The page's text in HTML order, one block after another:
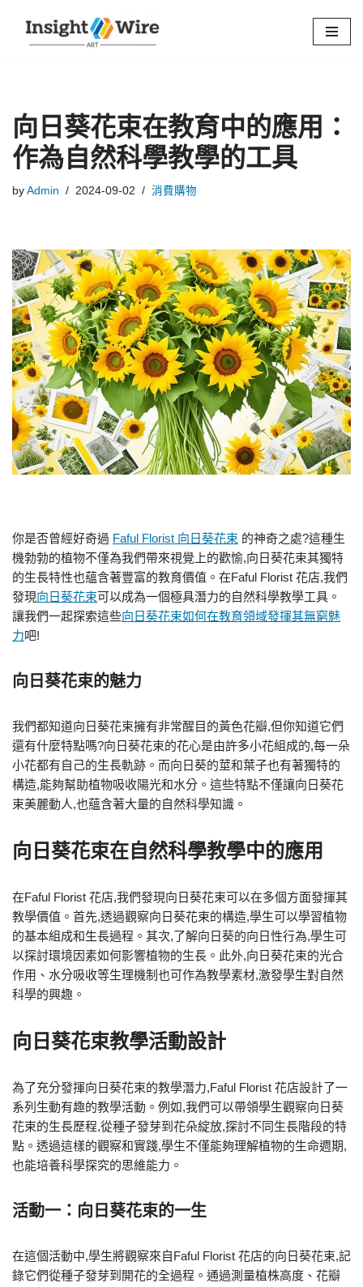
Skip
向日葵花束在教育中的應用：
作為自然科學教學的工具
by Admin 2024-09-02 消費購物
你是否曾經好奇過 Faful Florist 向日葵花束 的神奇之處?這種生
機勃勃的植物不僅為我們帶來視覺上的歡愉,向日葵花束其獨特
的生長特性也蘊含著豐富的教育價值。在Faful Florist 花店,我們
發現向日葵花束可以成為一個極具潛力的自然科學教學工具。
讓我們一起探索這些向日葵花束如何在教育領域發揮其無窮魅
力吧!
向日葵花束的魅力
我們都知道向日葵花束擁有非常醒目的黃色花瓣,但你知道它們
還有什麼特點嗎?向日葵花束的花心是由許多小花組成的,每一朵
小花都有自己的生長軌跡。而向日葵的莖和葉子也有著獨特的
構造,能夠幫助植物吸收陽光和水分。這些特點不僅讓向日葵花
束美麗動人,也蘊含著大量的自然科學知識。
向日葵花束在自然科學教學中的應用
在Faful Florist 花店,我們發現向日葵花束可以在多個方面發揮其
教學價值。首先,透過觀察向日葵花束的構造,學生可以學習植物
的基本組成和生長過程。其次,了解向日葵的向日性行為,學生可
以探討環境因素如何影響植物的生長。此外,向日葵花束的光合
作用、水分吸收等生理機制也可作為教學素材,激發學生對自然
科學的興趣。
向日葵花束教學活動設計
為了充分發揮向日葵花束的教學潛力,Faful Florist 花店設計了一
系列生動有趣的教學活動。例如,我們可以帶領學生觀察向日葵
花束的生長歷程,從種子發芽到花朵綻放,探討不同生長階段的特
點。透過這樣的觀察和實踐,學生不僅能夠理解植物的生命週期,
也能培養科學探究的思維能力。
活動一：向日葵花束的一生
在這個活動中,學生將觀察來自Faful Florist 花店的向日葵花束,記
錄它們從種子發芽到開花的全過程。通過測量植株高度、花瓣